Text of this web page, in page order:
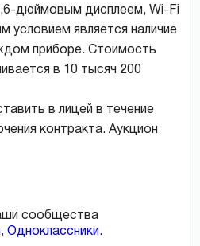
дюймовым дисплеем, Wi-Fi
условием является наличие
приборе. Стоимость
в 10 тысяч 200
в лицей в течение
контракта. Аукцион
сообщества
, Одноклассники.